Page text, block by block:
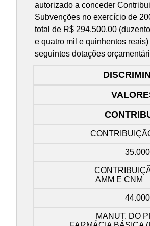
autorizado a conceder
Subvenções no exercício de
total de R$ 294.500,00
e quatro mil e quinhentos
seguintes dotações
AMM E CNM
MANUT. DO